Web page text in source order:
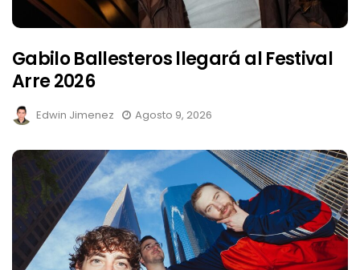
Gabilo Ballesteros llegará al Festival
Arre 2026
Edwin Jimenez Agosto 9, 2026